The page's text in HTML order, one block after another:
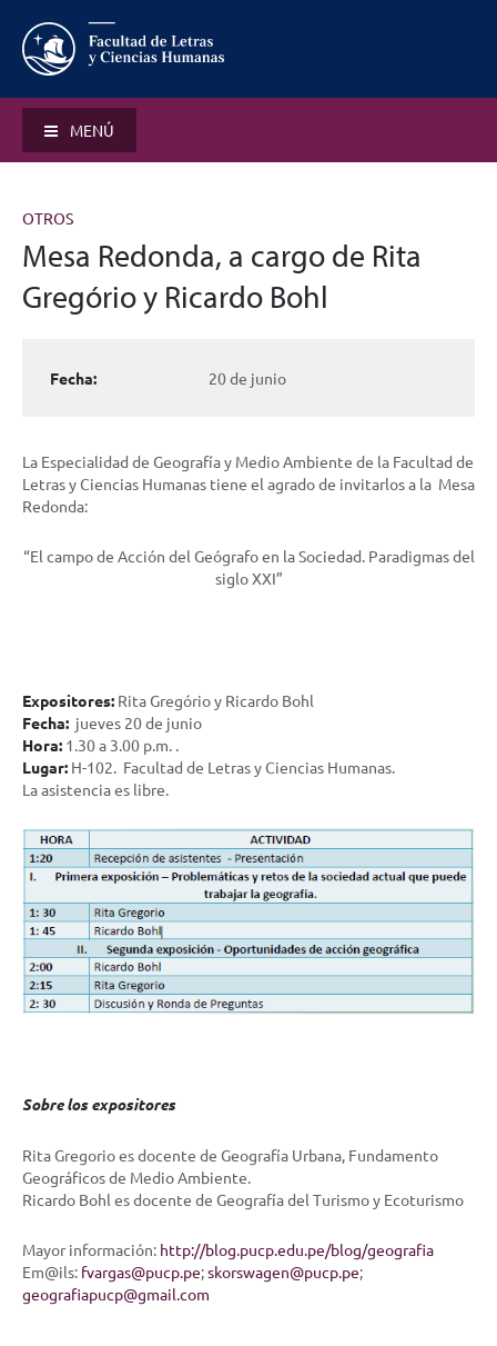
MENÚ
OTROS
Mesa Redonda, a cargo de Rita
Gregório y Ricardo Bohl
Fecha: 20 de junio
La Especialidad de Geografía y Medio Ambiente de la Facultad de
Letras y Ciencias Humanas tiene el agrado de invitarlos a la Mesa
Redonda:
“El campo de Acción del Geógrafo en la Sociedad. Paradigmas del
siglo XXI”
Expositores: Rita Gregório y Ricardo Bohl
Fecha: jueves 20 de junio
Hora: 1.30 a 3.00 p.m. .
Lugar: H-102. Facultad de Letras y Ciencias Humanas.
La asistencia es libre.
Sobre los expositores
Rita Gregorio es docente de Geografía Urbana, Fundamento
Geográficos de Medio Ambiente.
Ricardo Bohl es docente de Geografía del Turismo y Ecoturismo
Mayor información: http://blog.pucp.edu.pe/blog/geografia
Em@ils: fvargas@pucp.pe;skorswagen@pucp.pe;
geografiapucp@gmail.com